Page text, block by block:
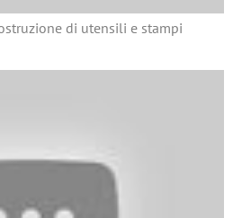
di utensili e stampi